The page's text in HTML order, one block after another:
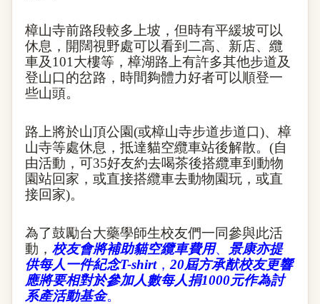
樟山寺前路段較多上坡，但時有平緩坡可以
休息，開闊視野處可以看到二高、新店、纜
車及101 大樓等，樟湖路上有許多其他步道及
登山口的岔路，時間夠體力好者可以順登一
些山頭。
路上將於山頂公園(或樟山寺步道步道口)、樟
山寺等處休息，抵達貓空纜車站後解散。 (自
由活動，可35好友約去喝茶後搭纜車到動物
園站回家，或直接搭纜車去動物園玩，或直
接回家)。
為了鼓勵台大藥學師生校友們一同參與此活
動， 校友會將補助貓空纜車費用、 景康亦提
供每人一件紀念T-shirt， 20屆方承猷校友更響
應將要相對於參加人數每人捐1000元作為討
系產活動基金。